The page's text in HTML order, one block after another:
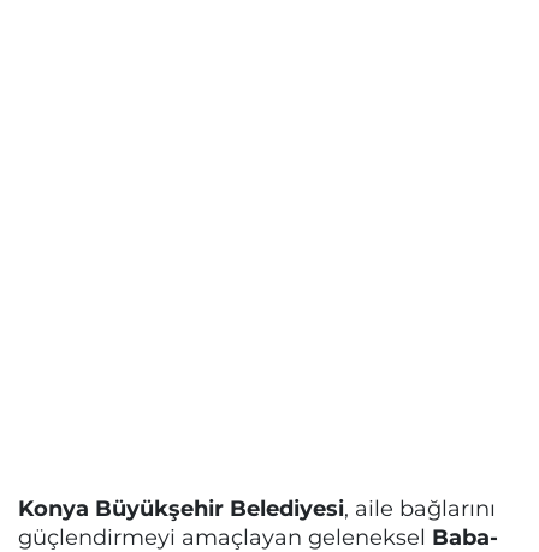
Konya Büyükşehir Belediyesi, aile bağlarını
güçlendirmeyi amaçlayan geleneksel Baba-